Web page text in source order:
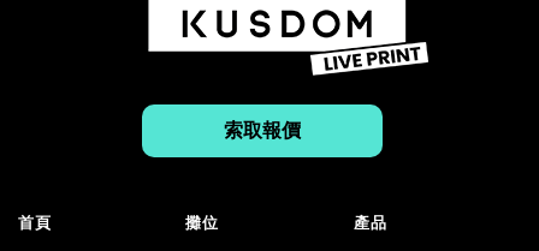
索取報價
首頁 攤位 產品